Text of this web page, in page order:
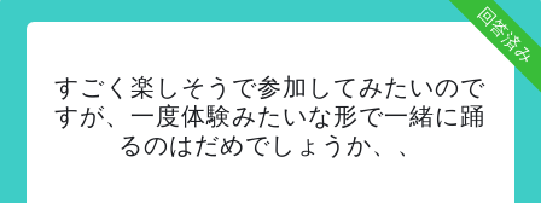
回答済み
すごく楽しそうで参加してみたいので
すが、一度体験みたいな形で一緒に踊
るのはだめでしょうか、、